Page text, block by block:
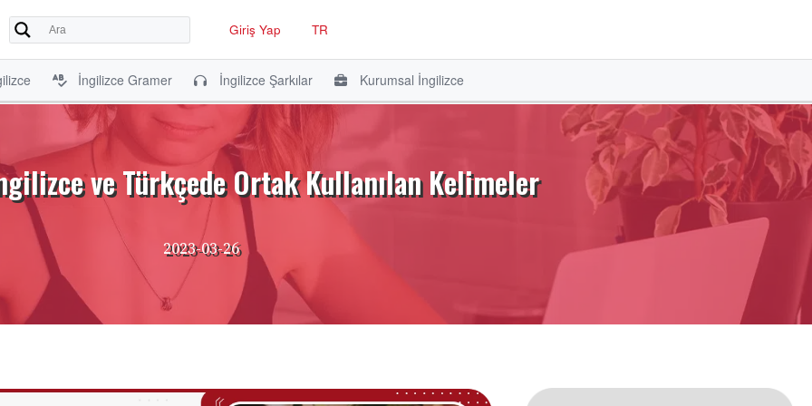
Giriş Yap TR
İngilizce Gramer İngilizce Şarkılar Kurumsal İngilizce
ve Türkçede Ortak Kullanılan Kelimeler
2023-03-26